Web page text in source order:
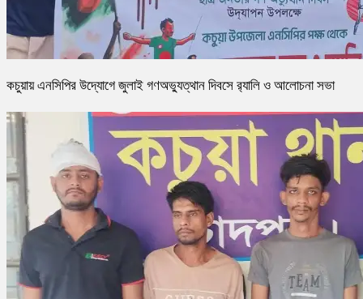
কচুয়ায় এনসিপির উদ্যোগে জুলাই গণঅভ্যুত্থান দিবসে র‌্যালি ও আলোচনা সভা